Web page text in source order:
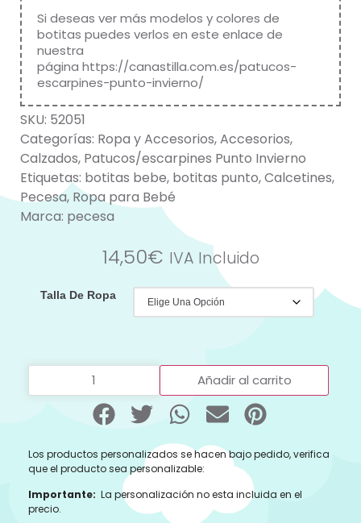
Si deseas ver más modelos y colores de
botitas puedes verlos en este enlace de
nuestra
página https://canastilla.com.es/patucos-
escarpines-punto-invierno/
SKU: 52051
Categorías: Ropa y Accesorios,Accesorios,
Calzados, Patucos/escarpines Punto Invierno
Etiquetas: botitas bebe, botitas punto,Calcetines,
Pecesa, Ropa para Bebé
Marca: pecesa
14,50€ IVA Incluido
Talla De Ropa
Añadir al carrito
Los productos personalizados se hacen bajo pedido, verifica
que el producto sea personalizable:
Importante: La personalización no esta incluida en el
precio.